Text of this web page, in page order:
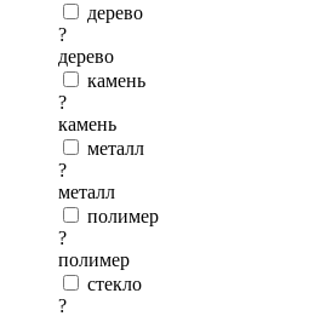
дерево
?
дерево
камень
?
камень
металл
?
металл
полимер
?
полимер
стекло
?